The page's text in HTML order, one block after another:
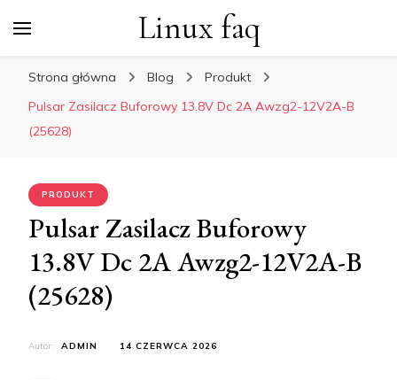
Linux faq
Strona główna Blog
Produkt
Pulsar Zasilacz Buforowy 13.8V Dc 2A Awzg2-12V2A-B
(25628)
PRODUKT
Pulsar Zasilacz Buforowy
13.8V Dc 2A Awzg2-12V2A-B
(25628)
Autor: ADMIN 14 CZERWCA 2026